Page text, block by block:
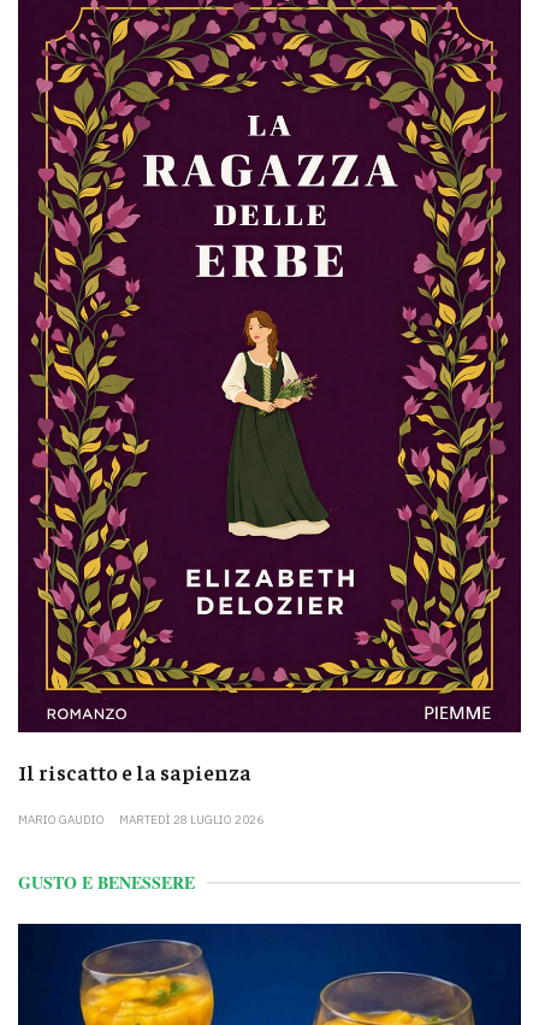
Il riscatto e la sapienza
MARIO GAUDIO MARTEDÌ 28 LUGLIO 2026
GUSTO E BENESSERE